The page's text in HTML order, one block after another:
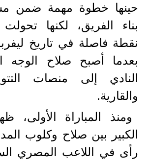
حينها خطوة مهمة ضمن
بناء الفريق، لكنها
نقطة فاصلة في تاريخ
بعدما أصبح صلاح الوجه
النادي إلى منصات
والقارية.
ومنذ المباراة الأولى،
الكبير بين صلاح وكلوب
رأى في اللاعب المصري